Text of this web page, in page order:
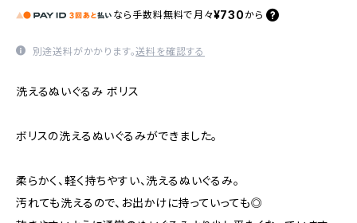
なら 手数料無料で 月々¥730 から
別途送料がかかります。送料を確認する
洗えるぬいぐるみ ボリス
ボリスの洗えるぬいぐるみができました。
柔らかく、軽く持ちやすい、洗えるぬいぐるみ。
汚れても洗えるので、お出かけに持っていっても◎